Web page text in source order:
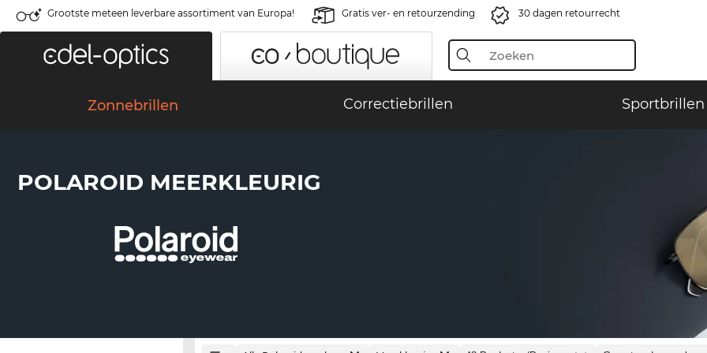
Grootste meteen leverbare assortiment van Europa! Gratis ver- en retourzending 30 dagen retourrecht
Zonnebrillen Correctiebrillen Sportbrillen
POLAROID MEERKLEURIG